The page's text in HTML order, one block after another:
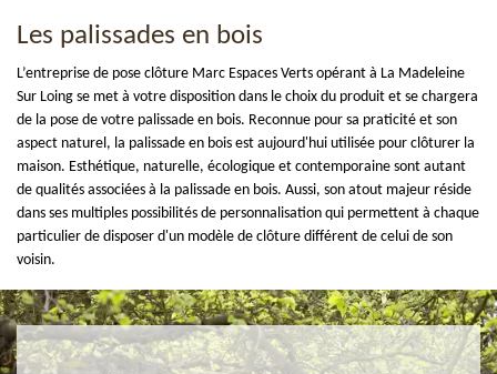
Les palissades en bois
L’entreprise de pose clôture Marc Espaces Verts opérant à La Madeleine
Sur Loing se met à votre disposition dans le choix du produit et se chargera
de la pose de votre palissade en bois. Reconnue pour sa praticité et son
aspect naturel, la palissade en bois est aujourd'hui utilisée pour clôturer la
maison. Esthétique, naturelle, écologique et contemporaine sont autant
de qualités associées à la palissade en bois. Aussi, son atout majeur réside
dans ses multiples possibilités de personnalisation qui permettent à chaque
particulier de disposer d'un modèle de clôture différent de celui de son
voisin.